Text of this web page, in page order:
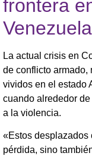
frontera
Venezuela
La actual crisis en
de conflicto armado,
vividos en el estado
cuando alrededor
a la violencia.
«Estos desplazados
pérdida, sino